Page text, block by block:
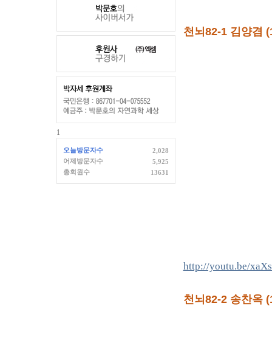
1
오늘방문자수
2,028
어제방문자수
5,925
총회원수
13631
천뇌82-1 김양겸
http://youtu.be/
천뇌82-2 송찬옥